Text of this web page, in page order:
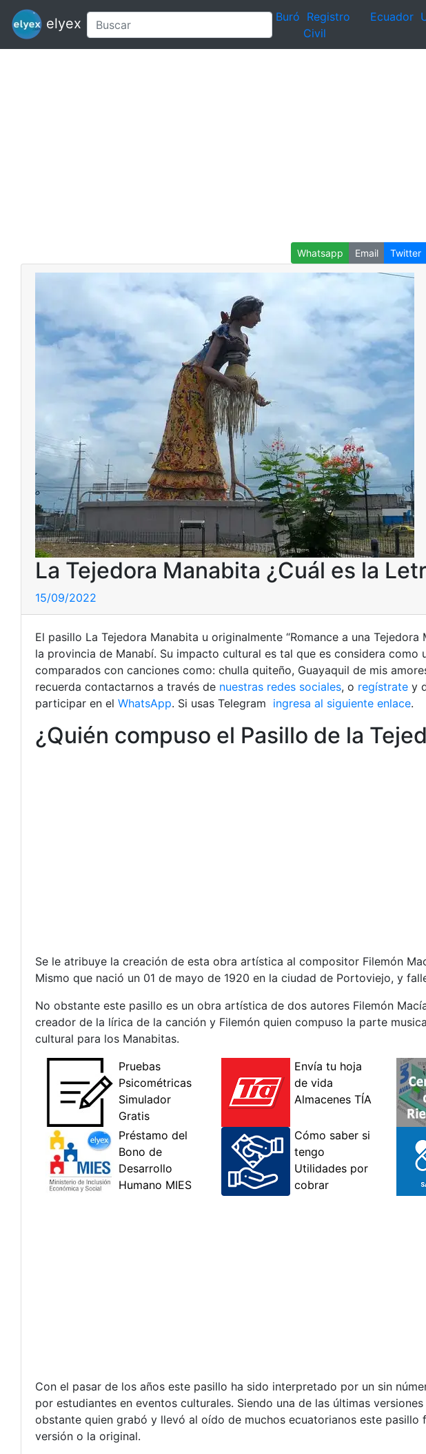
elyex Buró Registro
Civil
Ecuador
Whatsapp Email Twitter
La Tejedora Manabita ¿Cuál es la
15/09/2022
El pasillo La Tejedora Manabita u originalmente “Romance a una
la provincia de Manabí. Su impacto cultural es tal que es considera
comparados con canciones como: chulla quiteño, Guayaquil de mis
recuerda contactarnos a través de nuestras redes sociales, o regístrate y
participar en el WhatsApp. Si usas Telegram ingresa al siguiente enlace.
¿Quién compuso el Pasillo de la
Se le atribuye la creación de esta obra artística al compositor Filemón
Mismo que nació un 01 de mayo de 1920 en la ciudad de Portoviejo, y
No obstante este pasillo es un obra artística de dos autores Filemón
creador de la lírica de la canción y Filemón quien compuso la parte
cultural para los Manabitas.
Con el pasar de los años este pasillo ha sido interpretado por un sin
por estudiantes en eventos culturales. Siendo una de las últimas
obstante quien grabó y llevó al oído de muchos ecuatorianos este pasillo
versión o la original.